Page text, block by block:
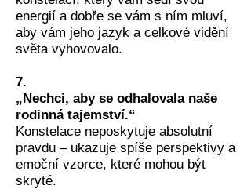
energií a dobře se vám s ním mluví,
aby vám jeho jazyk a celkové vidění
světa vyhovovalo.
7.
„Nechci, aby se odhalovala naše
rodinná tajemství.“
Konstelace neposkytuje absolutní
pravdu – ukazuje spíše perspektivy a
emoční vzorce, které mohou být
skryté.